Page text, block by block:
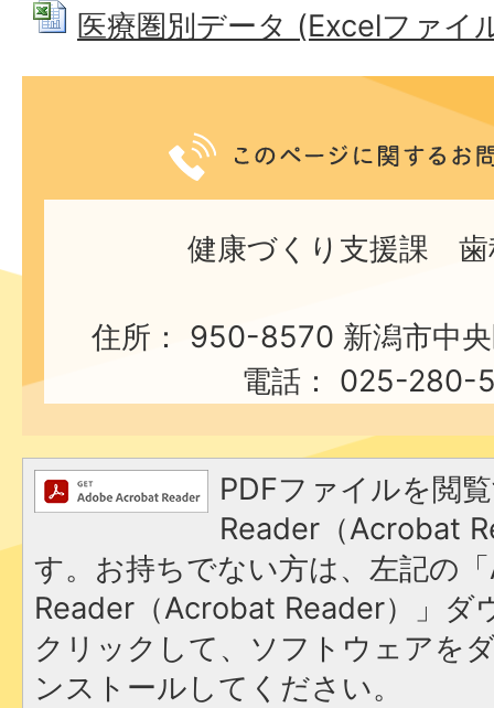
医療圏別データ (Excelファイ
健康づくり支援課 歯
住所： 950-8570 新潟市中
電話： 025-280-
PDFファイルを閲
Reader（Acrobat
す。お持ちでない方は、左記の
Reader（Acrobat Reader）」ダ
クリックして、ソフトウェアを
ンストールしてください。